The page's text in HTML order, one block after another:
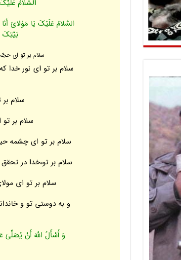
السَّلامُ
السَّلامُ عَلَیْکَ یَا مَوْلایَ
بَیْتِکَ
سلام بر تو اى
سلام‏ بر تو اى نور خدا
سلام
سلام بر
سلام بر تو اى چشمه
سلام بر تو،خدا در
سلام بر تو اى
و به دوستى تو و
وَ أَسْأَلُ اللَّهَ أَنْ